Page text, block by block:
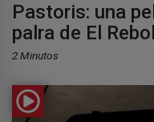
Pastoris: una
palra de El
2 Minutos